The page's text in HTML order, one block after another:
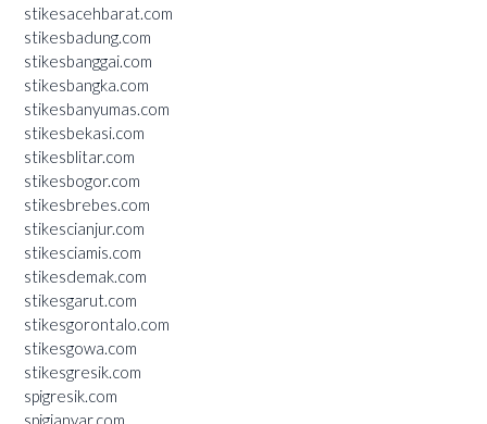
stikesacehbarat.com
stikesbadung.com
stikesbanggai.com
stikesbangka.com
stikesbanyumas.com
stikesbekasi.com
stikesblitar.com
stikesbogor.com
stikesbrebes.com
stikescianjur.com
stikesciamis.com
stikesdemak.com
stikesgarut.com
stikesgorontalo.com
stikesgowa.com
stikesgresik.com
spigresik.com
spigianyar.com